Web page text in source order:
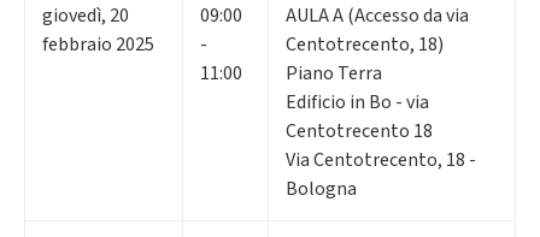
giovedì, 20
febbraio 2025
09:00
-
11:00
AULA A (Accesso da via
Centotrecento, 18)
Piano Terra
Edificio in Bo - via
Centotrecento 18
Via Centotrecento, 18 -
Bologna